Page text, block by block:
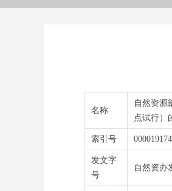
名称
自然资源
点试行）
索引号
发文字
号
自然资办